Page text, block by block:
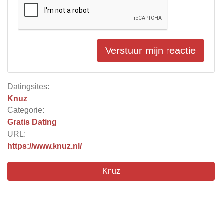
Datingsites:
Knuz
Categorie:
Gratis Dating
URL:
https://www.knuz.nl/
Knuz
Verstuur mijn reactie